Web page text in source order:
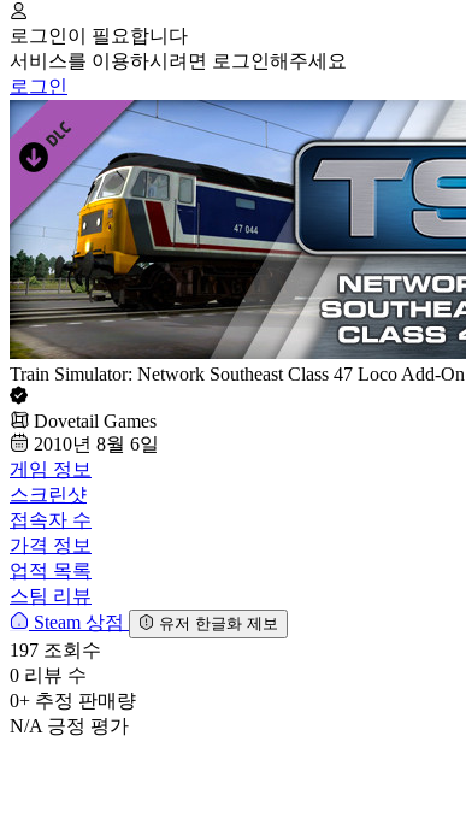
로그인이 필요합니다
서비스를 이용하시려면 로그인해주세요
로그인
Train Simulator: Network Southeast Class 47 Loco Add-On
Dovetail Games
2010년 8월 6일
게임 정보
스크린샷
접속자 수
가격 정보
업적 목록
스팀 리뷰
Steam 상점
유저 한글화 제보
197 조회수
0 리뷰 수
0+ 추정 판매량
N/A 긍정 평가